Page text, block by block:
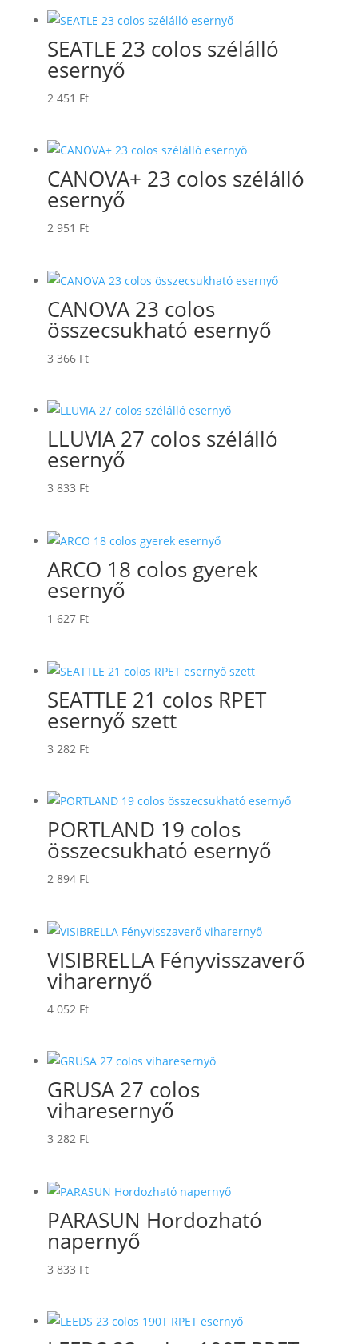
SEATLE 23 colos szélálló
esernyő
2 451 Ft
CANOVA+ 23 colos szélálló
esernyő
2 951 Ft
CANOVA 23 colos
összecsukható esernyő
3 366 Ft
LLUVIA 27 colos szélálló
esernyő
3 833 Ft
ARCO 18 colos gyerek
esernyő
1 627 Ft
SEATTLE 21 colos RPET
esernyő szett
3 282 Ft
PORTLAND 19 colos
összecsukható esernyő
2 894 Ft
VISIBRELLA Fényvisszaverő
viharernyő
4 052 Ft
GRUSA 27 colos
viharesernyő
3 282 Ft
PARASUN Hordozható
napernyő
3 833 Ft